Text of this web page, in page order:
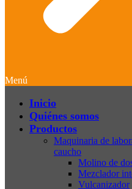
Menú
Inicio
Quiénes somos
Productos
Maquinaria de
caucho
Molino de
Mezclador
Vulcanizador